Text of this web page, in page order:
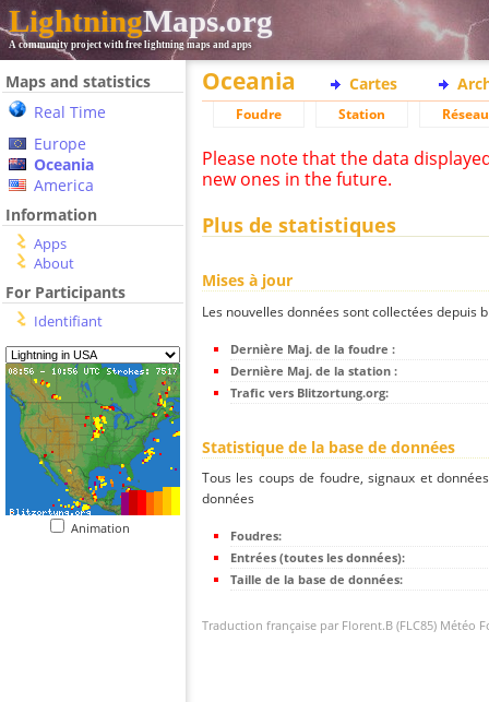
LightningMaps.org
A community project with free lightning maps and apps
Maps and statistics
Real Time
Europe
Oceania
America
Information
Apps
About
For Participants
Identifiant
Animation
Oceania Cartes
Foudre Station Réseau
Please note that the data
new ones in the future.
Plus de statistiques
Mises à jour
Les nouvelles données sont collectées
Dernière Maj. de la foudre :
Dernière Maj. de la station :
Trafic vers Blitzortung.org:
Statistique de la base de données
Tous les coups de foudre, signaux et
données
Foudres:
Entrées (toutes les données):
Taille de la base de données:
Traduction française par Florent.B (FLC85) Météo